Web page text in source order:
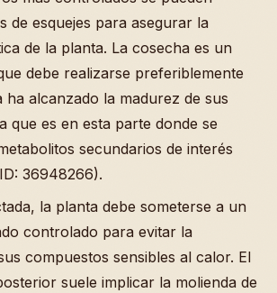
de esquejes para asegurar la
de la planta. La cosecha es un
debe realizarse preferiblemente
ha alcanzado la madurez de sus
que es en esta parte donde se
secundarios de interés
36948266).
la planta debe someterse a un
controlado para evitar la
compuestos sensibles al calor. El
suele implicar la molienda de